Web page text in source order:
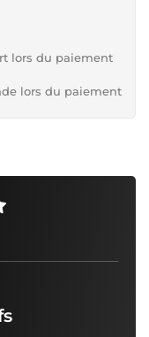
lors du paiement
lors du paiement